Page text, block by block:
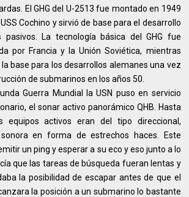
El GHG del U-2513 fue montado en 1949
Cochino y sirvió de base para el desarrollo
pasivos. La tecnología básica del GHG fue
por Francia y la Unión Soviética, mientras
base para los desarrollos alemanes una vez
de submarinos en los años 50.
Guerra Mundial la USN puso en servicio
el sonar activo panorámico QHB. Hasta
equipos activos eran del tipo direccional,
en forma de estrechos haces. Este
un ping y esperar a su eco y eso junto a lo
que las tareas de búsqueda fueran lentas y
la posibilidad de escapar antes de que el
la posición a un submarino lo bastante